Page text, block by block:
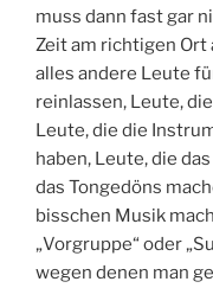
muss dann fast gar
Zeit am richtigen Ort
alles andere Leute
reinlassen, Leute,
Leute, die die
haben, Leute, die
das Tongedöns
bisschen Musik
„Vorgruppe“ oder
wegen denen man